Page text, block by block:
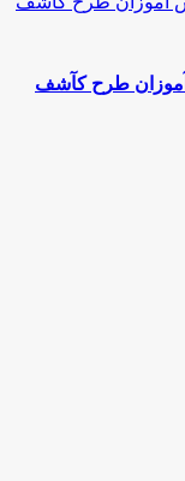
آموزان طرح کآشف